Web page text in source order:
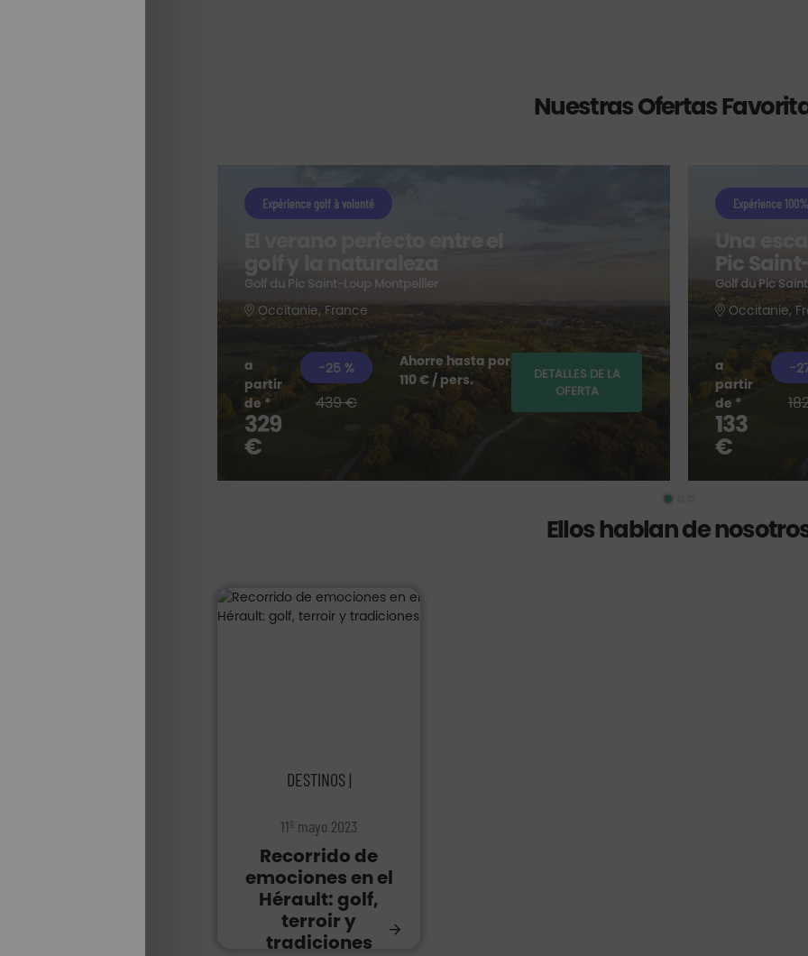
Nuestras Ofertas
Expérience golf à volonté
El verano perfecto entre el
golf y la naturaleza
Golf du Pic Saint-Loup Montpellier
Occitanie, France
a
partir
de *
329
€
-25 %
439 €
Ahorre hasta por
110 € / pers.
DETALLES DE LA
OFERTA
Expérience
Una
Pic
Golf du Pic
Occitanie,
a
partir
de *
133
€
-
Ellos hablan de
DESTINOS |
11º mayo 2023
Recorrido de
emociones en el
Hérault: golf,
terroir y
tradiciones